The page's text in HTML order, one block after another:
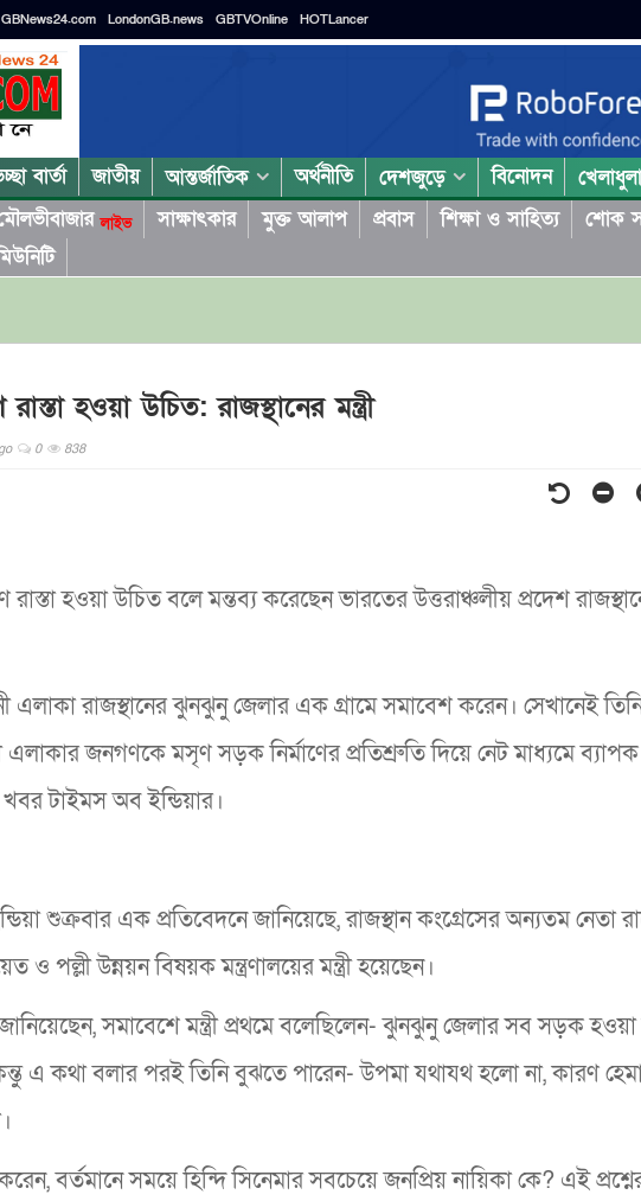
LondonGB.news GBTVOnline HOTLancer
বার্তা জাতীয় আন্তর্জাতিক অর্থনীতি দেশজুড়ে বিনোদন
লাইভ সাক্ষাৎকার মুক্ত আলাপ প্রবাস শিক্ষা ও সাহিত্য শোক
হওয়া উচিত: রাজস্থানের মন্ত্রী
0 838
হওয়া উচিত বলে মন্তব্য করেছেন ভারতের উত্তরাঞ্চলীয় প্রদেশ
এলাকা রাজস্থানের ঝুনঝুনু জেলার এক গ্রামে সমাবেশ করেন। সেখানেই
জনগণকে মসৃণ সড়ক নির্মাণের প্রতিশ্রুতি দিয়ে নেট মাধ্যমে ব্যাপক
টাইমস অব ইন্ডিয়ার।
শুক্রবার এক প্রতিবেদনে জানিয়েছে, রাজস্থান কংগ্রেসের অন্যতম নেতা
ও পল্লী উন্নয়ন বিষয়ক মন্ত্রণালয়ের মন্ত্রী হয়েছেন।
জানিয়েছেন, সমাবেশে মন্ত্রী প্রথমে বলেছিলেন- ঝুনঝুনু জেলার সব সড়ক
এ কথা বলার পরই তিনি বুঝতে পারেন- উপমা যথাযথ হলো না, কারণ হেমা
বর্তমানে সময়ে হিন্দি সিনেমার সবচেয়ে জনপ্রিয় নায়িকা কে? এই